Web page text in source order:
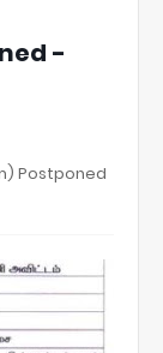
-
Postponed